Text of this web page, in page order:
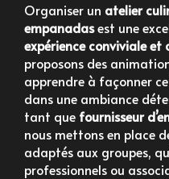
Organiser un atelier
empanadasest une
expérience conviviale et
proposons des
apprendre à façonner
dans une ambiance
tant que fournisseur
nous mettons en place
adaptés aux groupes,
professionnels ou